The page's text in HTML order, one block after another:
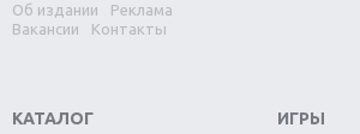
Две важных новинки для консолей:
Divinity Original Sin 2
Switch
Об издании
Реклама
Вакансии
Контакты
КАТАЛОГ
ИГРЫ